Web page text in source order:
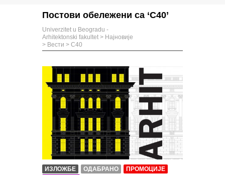
Постови обележени са ‘C40’
Univerzitet u Beogradu -
Arhitektonski fakultet > Најновије
> Вести > C40
ИЗЛОЖБЕ ОДАБРАНО
ПРОМОЦИЈЕ